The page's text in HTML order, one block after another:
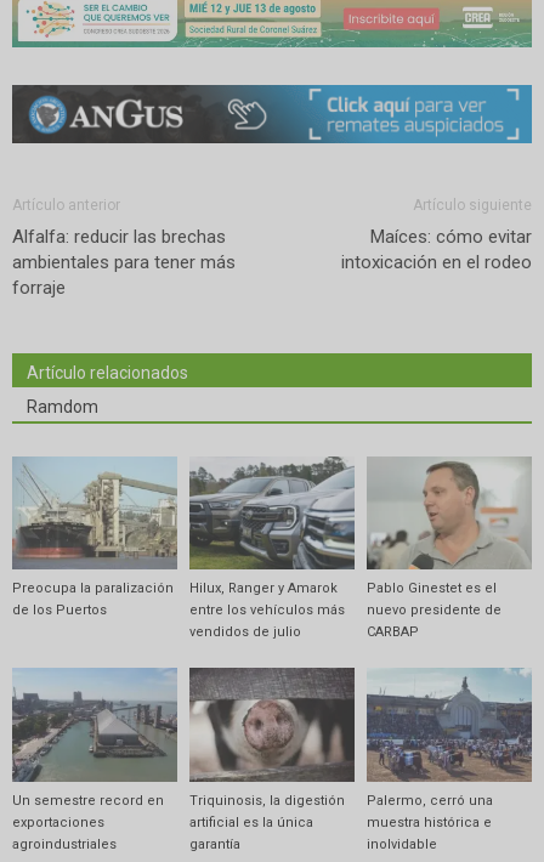
Artículo anterior
Alfalfa: reducir las brechas
ambientales para tener más
forraje
Artículo siguiente
Maíces: cómo evitar
intoxicación en el rodeo
Artículo relacionados
Ramdom
Preocupa la paralización
de los Puertos
Hilux, Ranger y Amarok
entre los vehículos más
vendidos de julio
Pablo Ginestet es el
nuevo presidente de
CARBAP
Un semestre record en
exportaciones
agroindustriales
Triquinosis, la digestión
artificial es la única
garantía
Palermo, cerró una
muestra histórica e
inolvidable